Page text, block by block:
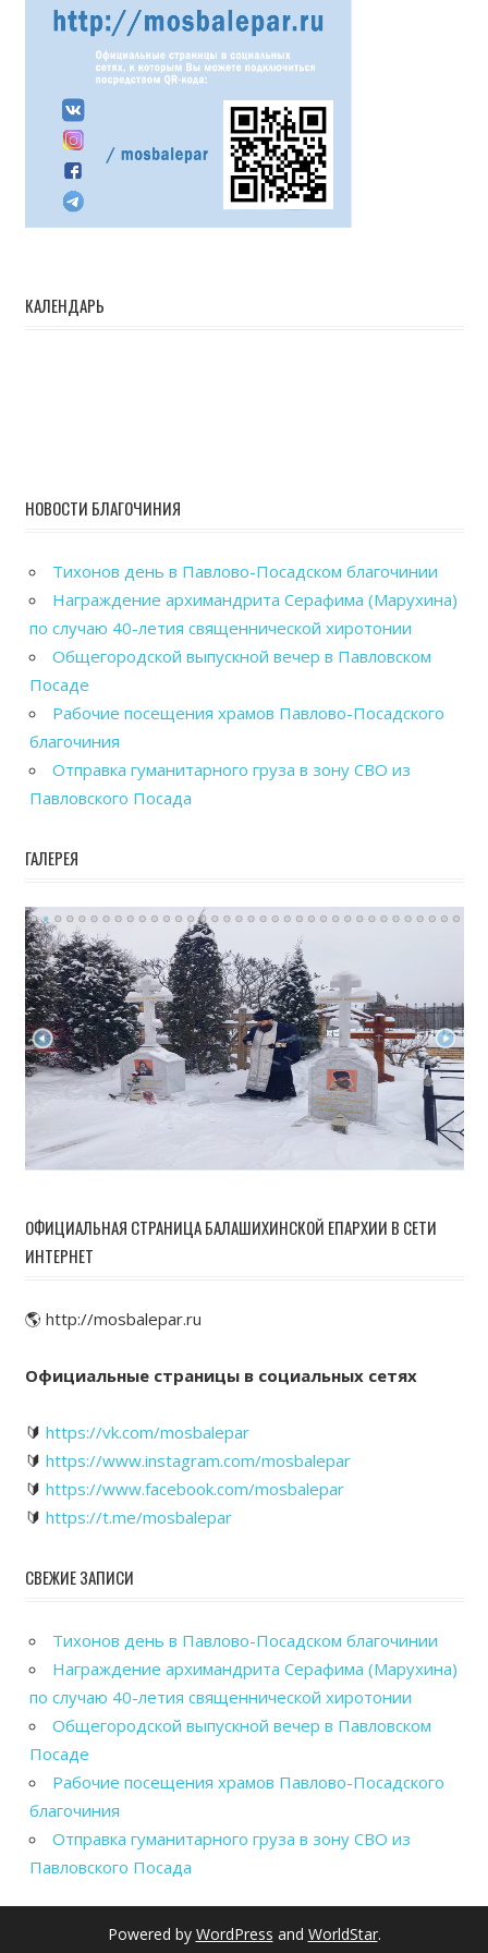
КАЛЕНДАРЬ
НОВОСТИ БЛАГОЧИНИЯ
Тихонов день в Павлово-Посадском благочинии
Награждение архимандрита Серафима (Марухина)
по случаю 40-летия священнической хиротонии
Общегородской выпускной вечер в Павловском
Посаде
Рабочие посещения храмов Павлово-Посадского
благочиния
Отправка гуманитарного груза в зону СВО из
Павловского Посада
ГАЛЕРЕЯ
ОФИЦИАЛЬНАЯ СТРАНИЦА БАЛАШИХИНСКОЙ ЕПАРХИИ В СЕТИ
ИНТЕРНЕТ
🌎 http://mosbalepar.ru
Официальные страницы в социальных сетях
🔰 https://vk.com/mosbalepar
🔰 https://www.instagram.com/mosbalepar
🔰 https://www.facebook.com/mosbalepar
🔰 https://t.me/mosbalepar
СВЕЖИЕ ЗАПИСИ
Тихонов день в Павлово-Посадском благочинии
Награждение архимандрита Серафима (Марухина)
по случаю 40-летия священнической хиротонии
Общегородской выпускной вечер в Павловском
Посаде
Рабочие посещения храмов Павлово-Посадского
благочиния
Отправка гуманитарного груза в зону СВО из
Павловского Посада
Powered by WordPress and WorldStar.